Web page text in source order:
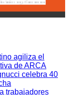
agiliza el
de ARCA
celebra 40
trabajadores